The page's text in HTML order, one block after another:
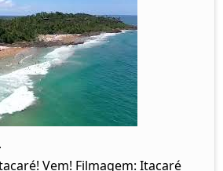
Vem! Filmagem: Itacaré